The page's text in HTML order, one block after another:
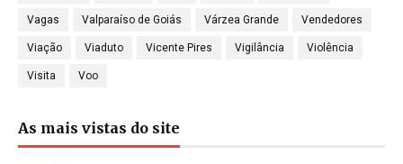
Vagas Valparaíso de Goiás Várzea Grande Vendedores
Viação Viaduto Vicente Pires Vigilância Violência
Visita Voo
As mais vistas do site